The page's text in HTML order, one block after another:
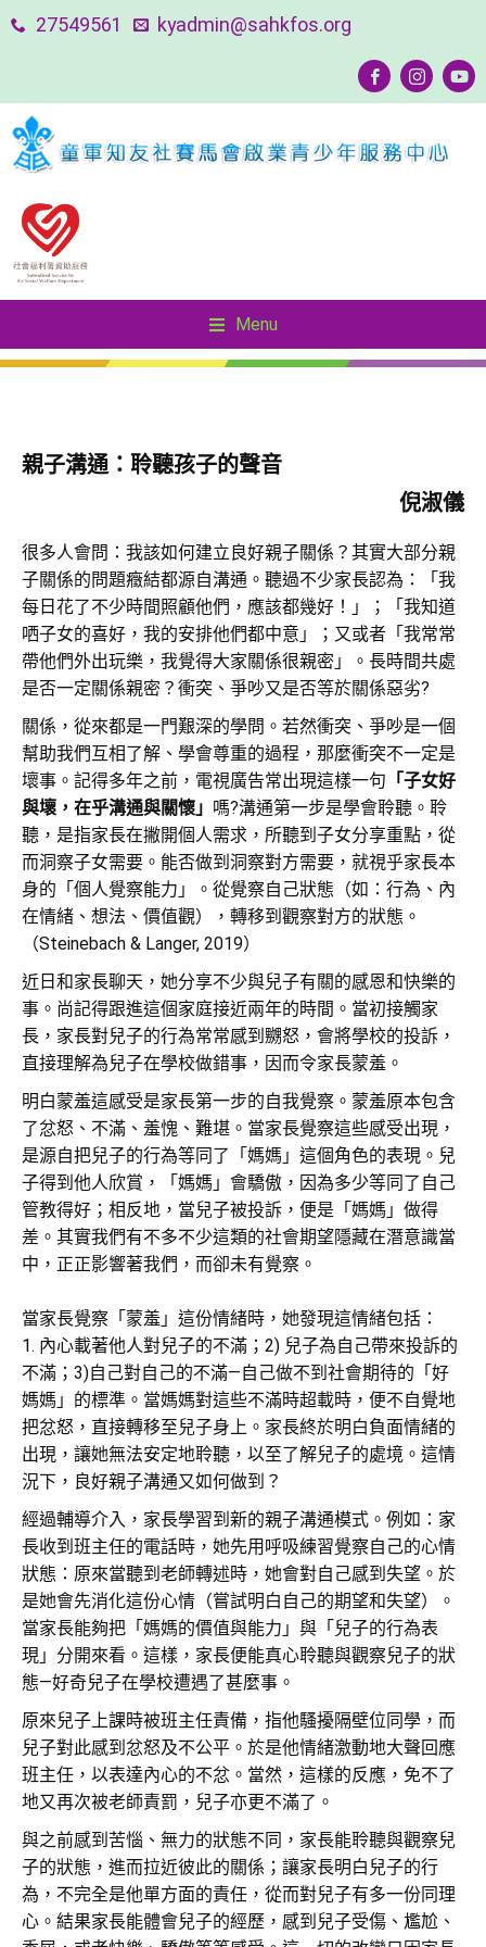
27549561 kyadmin@sahkfos.org
Menu
Menu
親子溝通：聆聽孩子的聲音
倪淑儀
很多人會問：我該如何建立良好親子關係？其實大部分親
子關係的問題癥結都源自溝通。聽過不少家長認為：「我
每日花了不少時間照顧他們，應該都幾好！」；「我知道
哂子女的喜好，我的安排他們都中意」；又或者「我常常
帶他們外出玩樂，我覺得大家關係很親密」。長時間共處
是否一定關係親密？衝突、爭吵又是否等於關係惡劣?
關係，從來都是一門艱深的學問。若然衝突、爭吵是一個
幫助我們互相了解、學會尊重的過程，那麼衝突不一定是
壞事。記得多年之前，電視廣告常出現這樣一句 「子女好
與壞，在乎溝通與關懷」 嗎?溝通第一步是學會聆聽。聆
聽，是指家長在撇開個人需求，所聽到子女分享重點，從
而洞察子女需要。能否做到洞察對方需要，就視乎家長本
身的「個人覺察能力」。從覺察自己狀態（如：行為、內
在情緒、想法、價值觀），轉移到觀察對方的狀態。
（Steinebach & Langer, 2019）
近日和家長聊天，她分享不少與兒子有關的感恩和快樂的
事。尚記得跟進這個家庭接近兩年的時間。當初接觸家
長，家長對兒子的行為常常感到嬲怒，會將學校的投訴，
直接理解為兒子在學校做錯事，因而令家長蒙羞。
明白蒙羞這感受是家長第一步的自我覺察。蒙羞原本包含
了忿怒、不滿、羞愧、難堪。當家長覺察這些感受出現，
是源自把兒子的行為等同了「媽媽」這個角色的表現。兒
子得到他人欣賞，「媽媽」會驕傲，因為多少等同了自己
管教得好；相反地，當兒子被投訴，便是「媽媽」做得
差。其實我們有不多不少這類的社會期望隱藏在潛意識當
中，正正影響著我們，而卻未有覺察。
當家長覺察「蒙羞」這份情緒時，她發現這情緒包括：
1. 內心載著他人對兒子的不滿；2) 兒子為自己帶來投訴的
不滿；3)自己對自己的不滿—自己做不到社會期待的「好
媽媽」的標準。當媽媽對這些不滿時超載時，便不自覺地
把忿怒，直接轉移至兒子身上。家長終於明白負面情緒的
出現，讓她無法安定地聆聽，以至了解兒子的處境。這情
況下，良好親子溝通又如何做到？
經過輔導介入，家長學習到新的親子溝通模式。例如：家
長收到班主任的電話時，她先用呼吸練習覺察自己的心情
狀態：原來當聽到老師轉述時，她會對自己感到失望。於
是她會先消化這份心情（嘗試明白自己的期望和失望）。
當家長能夠把「媽媽的價值與能力」與「兒子的行為表
現」分開來看。這樣，家長便能真心聆聽與觀察兒子的狀
態—好奇兒子在學校遭遇了甚麼事。
原來兒子上課時被班主任責備，指他騷擾隔壁位同學，而
兒子對此感到忿怒及不公平。於是他情緒激動地大聲回應
班主任，以表達內心的不忿。當然，這樣的反應，免不了
地又再次被老師責罰，兒子亦更不滿了。
與之前感到苦惱、無力的狀態不同，家長能聆聽與觀察兒
子的狀態，進而拉近彼此的關係；讓家長明白兒子的行
為，不完全是他單方面的責任，從而對兒子有多一份同理
心。結果家長能體會兒子的經歷，感到兒子受傷、尷尬、